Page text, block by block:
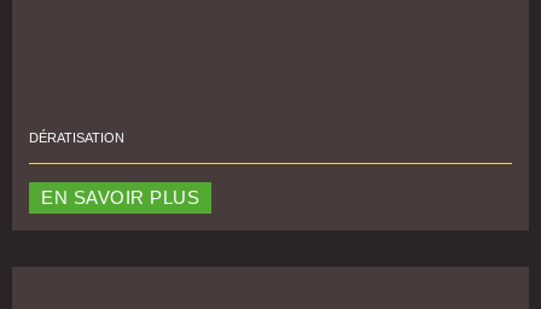
DÉRATISATION
EN SAVOIR PLUS